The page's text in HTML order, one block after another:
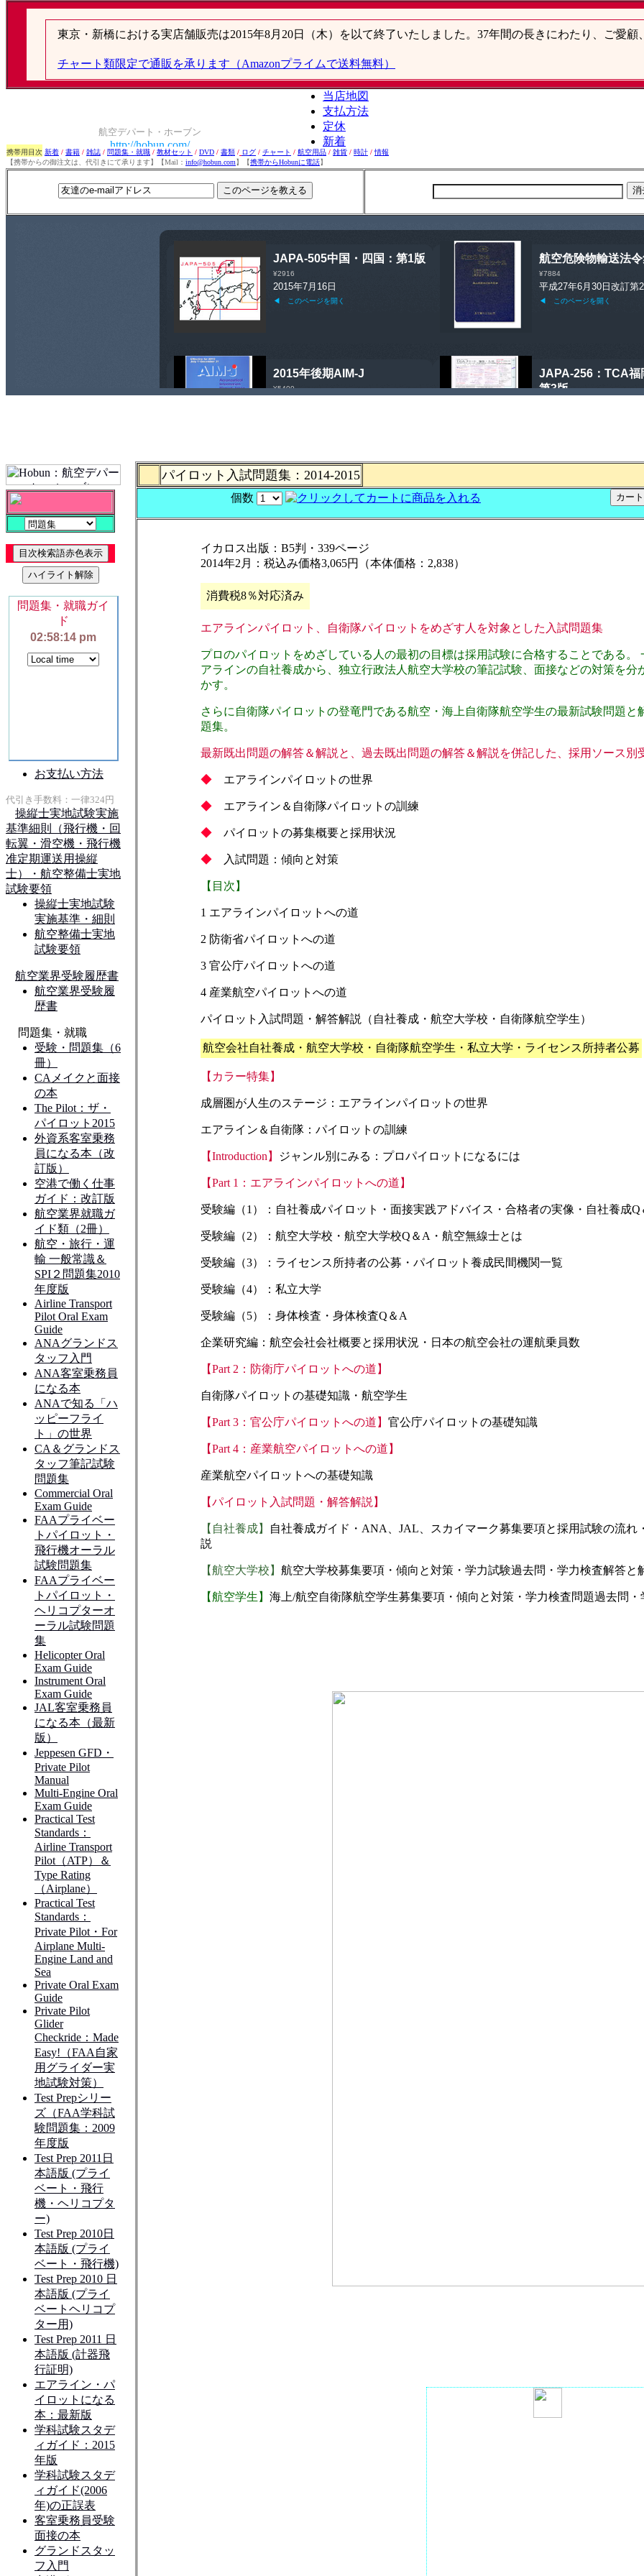
携帯用目次 新着 / 書籍 / 雑誌 / 問題集・就職 / 教材セット / DVD / 書類 / ログ / チャート / 航空用品 / 雑貨 / 時計 / 情報
【携帯からの御注文は、代引きにて承ります】【Mail： info@hobun.com】【携帯からHobunに電話】
パイロット入試問題集：2014-2015
個数
イカロス出版：B5判・339ページ
2014年2月：税込み価格3,065円（本体価格：2,838）
消費税8％対応済み
エアラインパイロット、自衛隊パイロットをめざす人を対象とした入試問題集
プロのパイロットをめざしている人の最初の目標は採用試験に合格することである。
アラインの自社養成から、独立行政法人航空大学校の筆記試験、面接などの対策を分
かす。
さらに自衛隊パイロットの登竜門である航空・海上自衛隊航空学生の最新試験問題
題集。
最新既出問題の解答＆解説と、過去既出問題の解答＆解説を併記した、採用ソース別
◆ エアラインパイロットの世界
◆ エアライン＆自衛隊パイロットの訓練
◆ パイロットの募集概要と採用状況
◆ 入試問題：傾向と対策
【目次】
1 エアラインパイロットへの道
2 防衛省パイロットへの道
3 官公庁パイロットへの道
4 産業航空パイロットへの道
パイロット入試問題・解答解説（自社養成・航空大学校・自衛隊航空学生）
航空会社自社養成・航空大学校・自衛隊航空学生・私立大学・ライセンス所持者公募
【カラー特集】
成層圏が人生のステージ：エアラインパイロットの世界
エアライン＆自衛隊：パイロットの訓練
【Introduction】 ジャンル別にみる：プロパイロットになるには
【Part 1：エアラインパイロットへの道】
受験編（1）：自社養成パイロット・面接実践アドバイス・合格者の実像・自社養成Q
受験編（2）：航空大学校・航空大学校Q＆A・航空無線士とは
受験編（3）：ライセンス所持者の公募・パイロット養成民間機関一覧
受験編（4）：私立大学
受験編（5）：身体検査・身体検査Q＆A
企業研究編：航空会社会社概要と採用状況・日本の航空会社の運航乗員数
【Part 2：防衛庁パイロットへの道】
自衛隊パイロットの基礎知識・航空学生
【Part 3：官公庁パイロットへの道】 官公庁パイロットの基礎知識
【Part 4：産業航空パイロットへの道】
産業航空パイロットへの基礎知識
【パイロット入試問題・解答解説】
【自社養成】
自社養成ガイド・ANA、JAL、スカイマーク募集要項と採用試験の流
説
【航空大学校】 航空大学校募集要項・傾向と対策・学力試験過去問・学力検査解答と
【航空学生】 海上/航空自衛隊航空学生募集要項・傾向と対策・学力検査問題過去問